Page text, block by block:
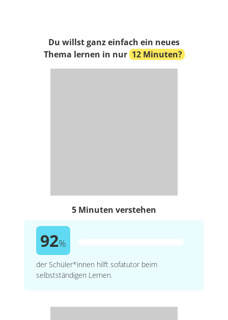
Du willst ganz einfach ein neues
Thema lernen in nur 12 Minuten?
5 Minuten verstehen
92%
der Schüler*innen hilft sofatutor beim
selbstständigen Lernen.